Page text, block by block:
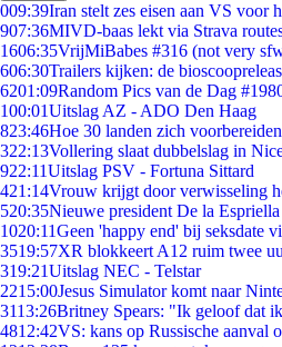
009:39Iran stelt zes eisen aan VS voor
907:36MIVD-baas lekt via Strava
1606:35VrijMiBabes #316 (not very
606:30Trailers kijken: de
6201:09Random Pics van de Dag
100:01Uitslag AZ - ADO Den Haag
823:46Hoe 30 landen zich
322:13Vollering slaat dubbelslag in
922:11Uitslag PSV - Fortuna Sittard
421:14Vrouw krijgt door verwisseling
520:35Nieuwe president De la
1020:11Geen 'happy end' bij seksdate
3519:57XR blokkeert A12 ruim twee
319:21Uitslag NEC - Telstar
2215:00Jesus Simulator komt naar
3113:26Britney Spears: "Ik geloof dat
4812:42VS: kans op Russische